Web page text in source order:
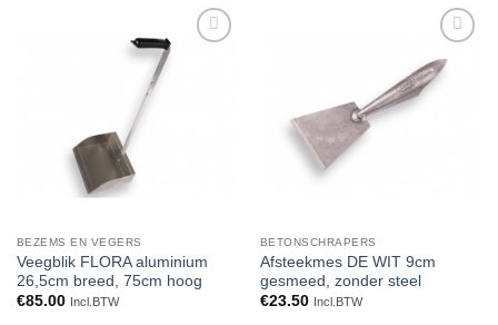
Toevoegen
BEZEMS EN VEGERS
Veegblik FLORA aluminium
26,5cm breed, 75cm hoog
€85.00 Incl.BTW
Toevoegen
aan
verlanglijst
BETONSCHRAPERS
Afsteekmes DE WIT 9cm
gesmeed, zonder steel
€23.50 Incl.BTW